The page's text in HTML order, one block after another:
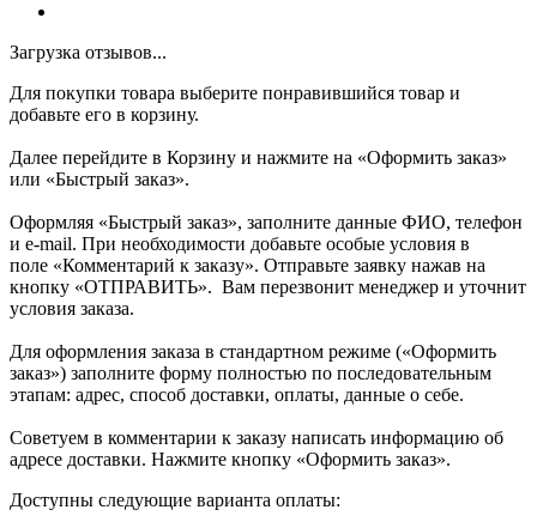
Загрузка отзывов...
Для покупки товара выберите понравившийся товар и
добавьте его в корзину.
Далее перейдите в Корзину и нажмите на «Оформить заказ»
или «Быстрый заказ».
Оформляя «Быстрый заказ», заполните данные ФИО, телефон
и e-mail. При необходимости добавьте особые условия в
поле «Комментарий к заказу». Отправьте заявку нажав на
кнопку «ОТПРАВИТЬ». Вам перезвонит менеджер и уточнит
условия заказа.
Для оформления заказа в стандартном режиме («Оформить
заказ») заполните форму полностью по последовательным
этапам: адрес, способ доставки, оплаты, данные о себе.
Советуем в комментарии к заказу написать информацию об
адресе доставки. Нажмите кнопку «Оформить заказ».
Доступны следующие варианта оплаты: